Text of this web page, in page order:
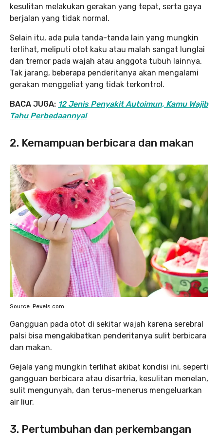
kesulitan melakukan gerakan yang tepat, serta gaya
berjalan yang tidak normal.
Selain itu, ada pula tanda-tanda lain yang mungkin
terlihat, meliputi otot kaku atau malah sangat lunglai
dan tremor pada wajah atau anggota tubuh lainnya.
Tak jarang, beberapa penderitanya akan mengalami
gerakan menggeliat yang tidak terkontrol.
BACA JUGA: 12 Jenis Penyakit Autoimun, Kamu Wajib
Tahu Perbedaannya!
2. Kemampuan berbicara dan makan
Source: Pexels.com
Gangguan pada otot di sekitar wajah karena serebral
palsi bisa mengakibatkan penderitanya sulit berbicara
dan makan.
Gejala yang mungkin terlihat akibat kondisi ini, seperti
gangguan berbicara atau disartria, kesulitan menelan,
sulit mengunyah, dan terus-menerus mengeluarkan
air liur.
3. Pertumbuhan dan perkembangan